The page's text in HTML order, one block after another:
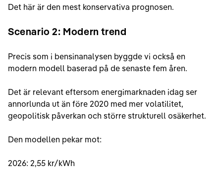
Det här är den mest konservativa prognosen.
Scenario 2: Modern trend
Precis som i bensinanalysen byggde vi också en
modern modell baserad på de senaste fem åren.
Det är relevant eftersom energimarknaden idag ser
annorlunda ut än före 2020 med mer volatilitet,
geopolitisk påverkan och större strukturell osäkerhet.
Den modellen pekar mot:
2026: 2,55 kr/kWh